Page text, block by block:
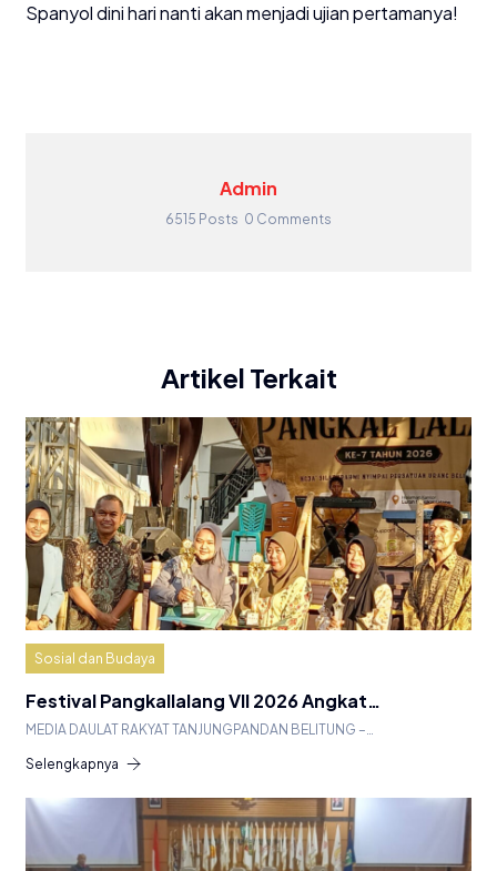
Spanyol dini hari nanti akan menjadi ujian pertamanya!
Admin
6515 Posts 0 Comments
Artikel Terkait
Sosial dan Budaya
Festival Pangkallalang VII 2026 Angkat…
MEDIA DAULAT RAKYAT TANJUNGPANDAN BELITUNG –…
Selengkapnya